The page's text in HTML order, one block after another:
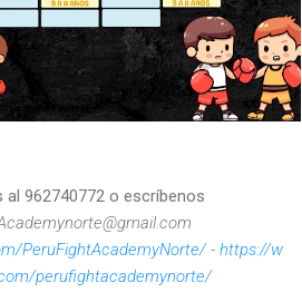
962740772 o escríbenos
PeruFightAcademyNorte/- https://w
perufightacademynorte/